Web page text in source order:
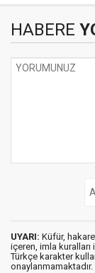
HABERE
UYARI: Küfür,
içeren, imla kuralları
Türkçe karakter
onaylanmamaktadır.